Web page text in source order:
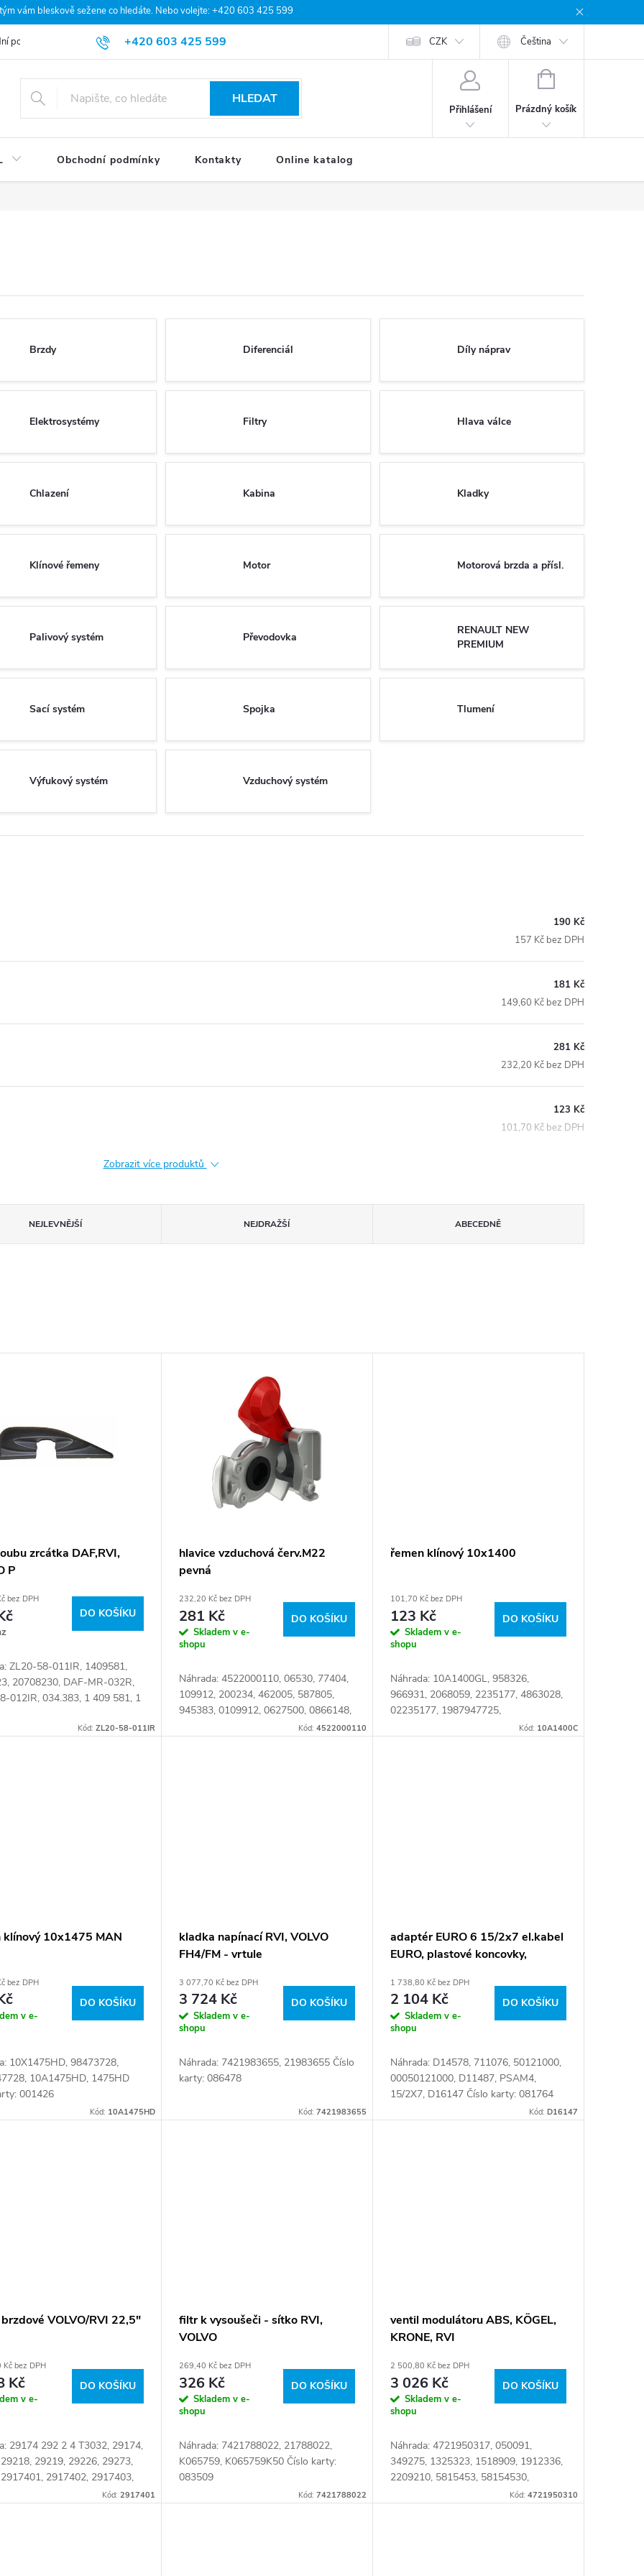
vám bleskově sežene co hledáte. Nebo volejte: +420 603 425 599
+420 603 425 599
podmínky Podmínky ochrany osobních údajů CZK Čeština
HLEDAT
Přihlášení
NÁKUPNÍ
Prázdný košík
Obchodní podmínky Kontakty Online katalog
Brzdy Diferenciál Díly náprav
Elektrosystémy Filtry Hlava válce
Chlazení Kabina Kladky
Klínové řemeny Motor Motorová brzda a přísl.
Palivový systém Převodovka
RENAULT NEW
PREMIUM
Sací systém Spojka Tlumení
Výfukový systém Vzduchový systém
190 Kč
157 Kč bez DPH
181 Kč
149,60 Kč bez DPH
281 Kč
232,20 Kč bez DPH
123 Kč
101,70 Kč bez DPH
Zobrazit více produktů
NEJLEVNĚJŠÍ NEJDRAŽŠÍ ABECEDNĚ
zrcátka DAF,RVI,
P
bez DPH
DO KOŠÍKU
ZL20-58-011IR, 1409581,
20708230, DAF-MR-032R,
012IR, 034.383, 1 409 581, 1
6.75341 Číslo karty:
Kód: ZL20-58-011IR
hlavice vzduchová červ.M22
pevná
232,20 Kč bez DPH
281 Kč
Skladem v e-
shopu
DO KOŠÍKU
Náhrada: 4522000110, 06530, 77404,
109912, 200234, 462005, 587805,
945383, 0109912, 0627500, 0866148,
1912319, 2519879, 6001401,
Kód: 4522000110
řemen klínový 10x1400
101,70 Kč bez DPH
123 Kč
Skladem v e-
shopu
DO KOŠÍKU
Náhrada: 10A1400GL, 958326,
966931, 2068059, 2235177, 4863028,
02235177, 1987947725,
AVX10X1400, A007753009519,
Kód: 10A1400C
klínový 10x1475 MAN
bez DPH
v e-
DO KOŠÍKU
10X1475HD, 98473728,
10A1475HD, 1475HD
001426
Kód: 10A1475HD
kladka napínací RVI, VOLVO
FH4/FM - vrtule
3 077,70 Kč bez DPH
3 724 Kč
Skladem v e-
shopu
DO KOŠÍKU
Náhrada: 7421983655, 21983655 Číslo
karty: 086478
Kód: 7421983655
adaptér EURO 6 15/2x7 el.kabel
EURO, plastové koncovky,
1 738,80 Kč bez DPH
2 104 Kč
Skladem v e-
shopu
DO KOŠÍKU
Náhrada: D14578, 711076, 50121000,
00050121000, D11487, PSAM4,
15/2X7, D16147 Číslo karty: 081764
Kód: D16147
VOLVO/RVI 22,5"
bez DPH
Kč
v e-
DO KOŠÍKU
29174 292 2 4 T3032, 29174,
29219, 29226, 29273,
2917402, 2917403,
20526568, 20560412,
Kód: 2917401
filtr k vysoušeči - sítko RVI,
VOLVO
269,40 Kč bez DPH
326 Kč
Skladem v e-
shopu
DO KOŠÍKU
Náhrada: 7421788022, 21788022,
K065759, K065759K50 Číslo karty:
083509
Kód: 7421788022
ventil modulátoru ABS, KÖGEL,
KRONE, RVI
2 500,80 Kč bez DPH
3 026 Kč
Skladem v e-
shopu
DO KOŠÍKU
Náhrada: 4721950317, 050091,
349275, 1325323, 1518909, 1912336,
2209210, 5815453, 58154530,
502815301, 505815453, CF352791,
Kód: 4721950310